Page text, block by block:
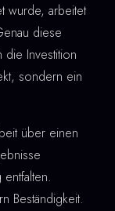
wurde, arbeitet
diese
die Investition
sondern ein
über einen
Beständigkeit.